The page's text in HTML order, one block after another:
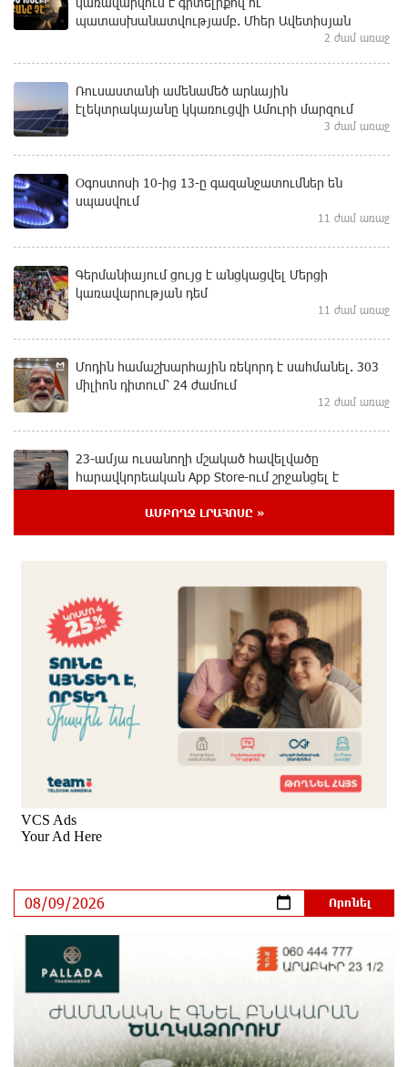
պատասխանատվությամբ. Մհեր Ավետիսյան
2 ժամ առաջ
Ռուսաստանի ամենամեծ արևային
էլեկտրակայանը կկառուցվի Ամուրի մարզում
3 ժամ առաջ
Օգոստոսի 10-ից 13-ը գազանջատումներ են
սպասվում
11 ժամ առաջ
Գերմանիայում ցույց է անցկացվել Մերցի
կառավարության դեմ
11 ժամ առաջ
Մոդին համաշխարհային ռեկորդ է սահմանել. 303
միլիոն դիտում՝ 24 ժամում
12 ժամ առաջ
23-ամյա ուսանողի մշակած հավելվածը
հարավկորեական App Store-ում շրջանցել է
նույնիսկ Google Maps-ը
ուկրաինական 360 անօդաչու թռչող սարք
13 ժամ առաջ
Օգոստոսի 10-ին, 11-ին, 12-ին, 13-ին, 14-ին, 17-ին,
18-ին և 20-ին հարյուրավոր հասցեներում լույս չի
լինելու
13 ժամ առաջ
Ողբերգական դեպք՝ Երևանում․ Կիևյան կամրջի
տակ հայտնաբերվել է տղամարդու մարմին
13 ժամ առաջ
Հայհիդրոմետի տնօրենը գրել է
14 ժամ առաջ
Արտակարգ դեպք՝ Երևանում․ կոտրել են «Հույս
բոլոր մարդկանց» հիմնադրամի շենքի
ԱՄԲՈՂՋ ԼՐԱՀՈՍԸ »